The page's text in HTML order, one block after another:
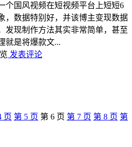
个国风视频在短视频平台上短短6
，数据特别好，并该博主变现数据
发现制作方法其实非常简单，甚至
就是将爆款文...
发表评论
页 第 5 页 第 6 页 第 7 页 第 8 页 第